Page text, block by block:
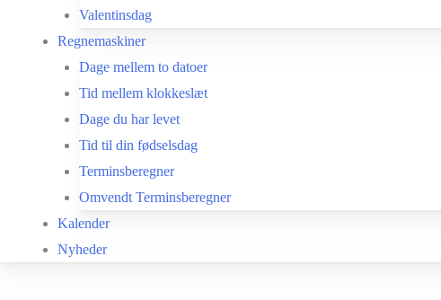
Valentinsdag
Regnemaskiner
Dage mellem to datoer
Tid mellem klokkeslæt
Dage du har levet
Tid til din fødselsdag
Terminsberegner
Omvendt Terminsberegner
Kalender
Nyheder